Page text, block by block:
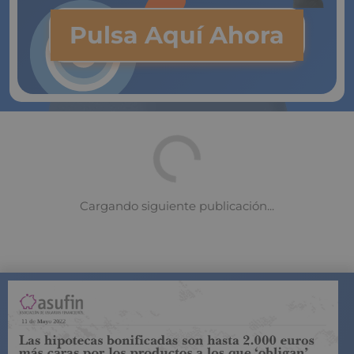
Pulsa Aquí Ahora